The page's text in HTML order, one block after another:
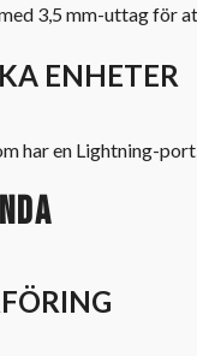
3,5 mm-uttag för
ENHETER
har en Lightning-